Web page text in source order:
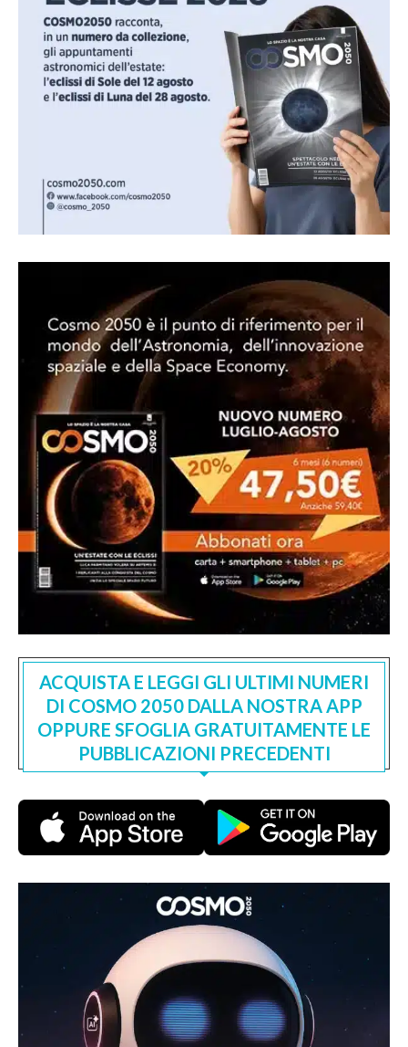
ACQUISTA E LEGGI GLI ULTIMI NUMERI
DI COSMO 2050 DALLA NOSTRA APP
OPPURE SFOGLIA GRATUITAMENTE LE
PUBBLICAZIONI PRECEDENTI